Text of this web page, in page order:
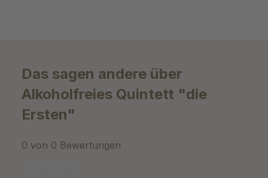
Das sagen andere über
Alkoholfreies Quintett "die
Ersten"
0 von 0 Bewertungen